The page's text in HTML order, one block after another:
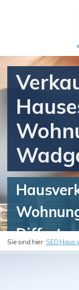
Sie sind hier: SEO Haus